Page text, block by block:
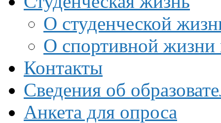
О студенческой
О спортивной жизни
Контакты
Сведения об
Анкета для опроса